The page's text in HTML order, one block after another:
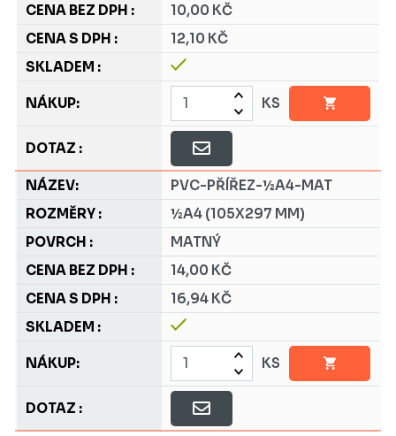
10,00 KČ
12,10 KČ
KS
PVC-PŘÍŘEZ-½A4-MAT
½A4 (105X297 MM)
MATNÝ
14,00 KČ
16,94 KČ
KS